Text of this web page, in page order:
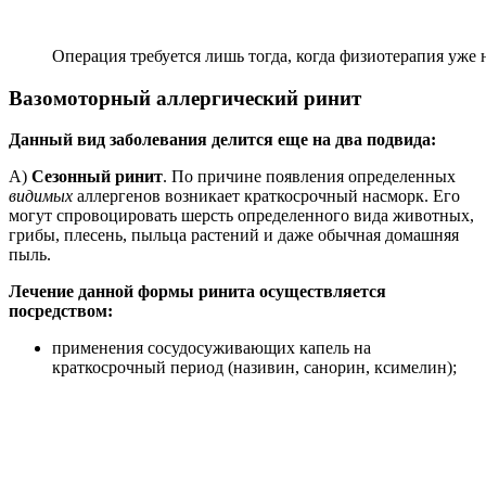
Операция требуется лишь тогда, когда физиотерапия уже
Вазомоторный аллергический ринит
Данный вид заболевания делится еще на два подвида:
А) Сезонный ринит. По причине появления определенных
видимых аллергенов возникает краткосрочный насморк. Его
могут спровоцировать шерсть определенного вида животных,
грибы, плесень, пыльца растений и даже обычная домашняя
пыль.
Лечение данной формы ринита осуществляется
посредством:
применения сосудосуживающих капель на
краткосрочный период (називин, санорин, ксимелин);